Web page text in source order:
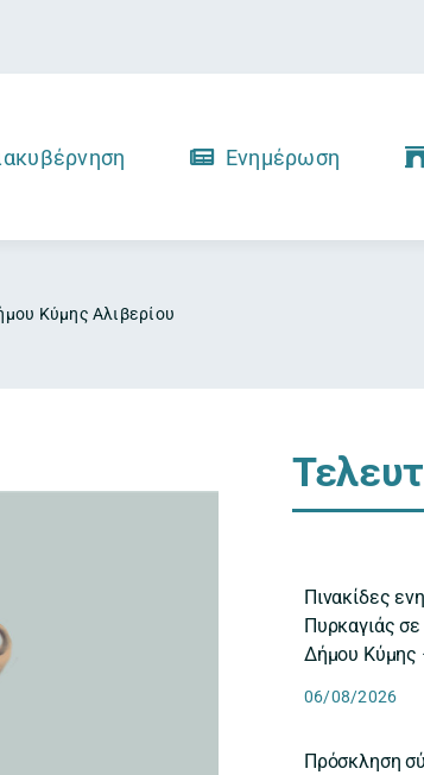
Ενημέρωση
Κύμης Αλιβερίου
Πινακίδες
Πυρκαγιάς
Δήμου Κύμης
06/08/2026
Πρόσκληση